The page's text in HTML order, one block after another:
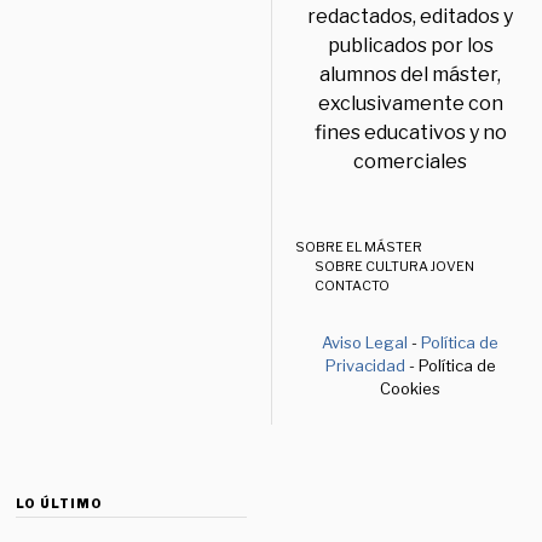
redactados, editados y
publicados por los
alumnos del máster,
exclusivamente con
fines educativos y no
comerciales
SOBRE EL MÁSTER
SOBRE CULTURA JOVEN
CONTACTO
Aviso Legal -Política de
Privacidad - Política de
Cookies
LO ÚLTIMO